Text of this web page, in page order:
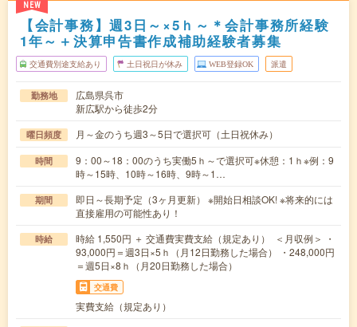
NEW
【会計事務】週3日～×5ｈ～＊会計事務所経験
1年～＋決算申告書作成補助経験者募集
交通費別途支給あり 土日祝日が休み WEB登録OK 派遣
勤務地
広島県呉市
新広駅から徒歩2分
曜日頻度 月～金のうち週3～5日で選択可（土日祝休み）
時間
9：00～18：00のうち実働5ｈ～で選択可※休憩：1ｈ※例：9
時～15時、10時～16時、9時～1…
期間
即日～長期予定（3ヶ月更新） ※開始日相談OK! ※将来的には
直接雇用の可能性あり！
時給
時給 1,550円 ＋ 交通費実費支給（規定あり） ＜月収例＞ ・
93,000円＝週3日×5ｈ（月12日勤務した場合） ・248,000円
＝週5日×8ｈ（月20日勤務した場合）
交通費
実費支給（規定あり）